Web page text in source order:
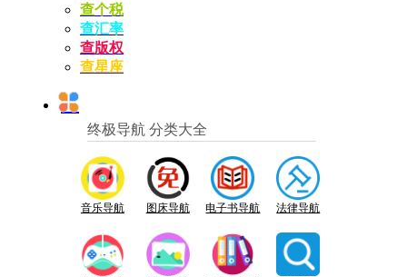
查个税
查汇率
查版权
查星座
终极导航 分类大全
音乐导航 图床导航 电子书导航 法律导航